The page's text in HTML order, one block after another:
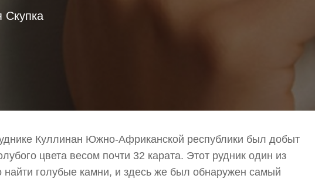
Скупка
Куллинан Южно-Африканской республики был добыт
цвета весом почти 32 карата. Этот рудник один из
найти голубые камни, и здесь же был обнаружен самый